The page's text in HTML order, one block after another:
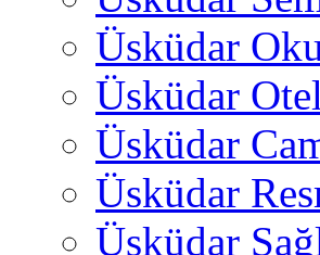
Üsküdar
Üsküdar
Üsküdar
Üsküdar
Üsküdar